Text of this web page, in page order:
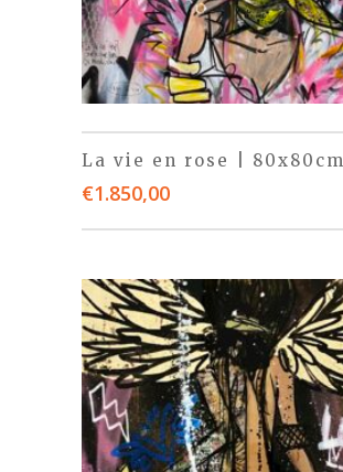
La vie en rose | 80x80cm
€1.850,00